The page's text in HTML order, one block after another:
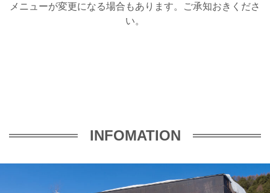
メニューが変更になる場合もあります。ご承知おきくださ
い。
INFOMATION